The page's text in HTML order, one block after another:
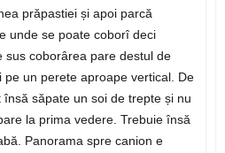
prăpastiei și apoi parcă
unde se poate coborî deci
sus coborârea pare destul de
pe un perete aproape vertical. De
săpate un soi de trepte și nu
la prima vedere. Trebuie însă
Panorama spre canion e